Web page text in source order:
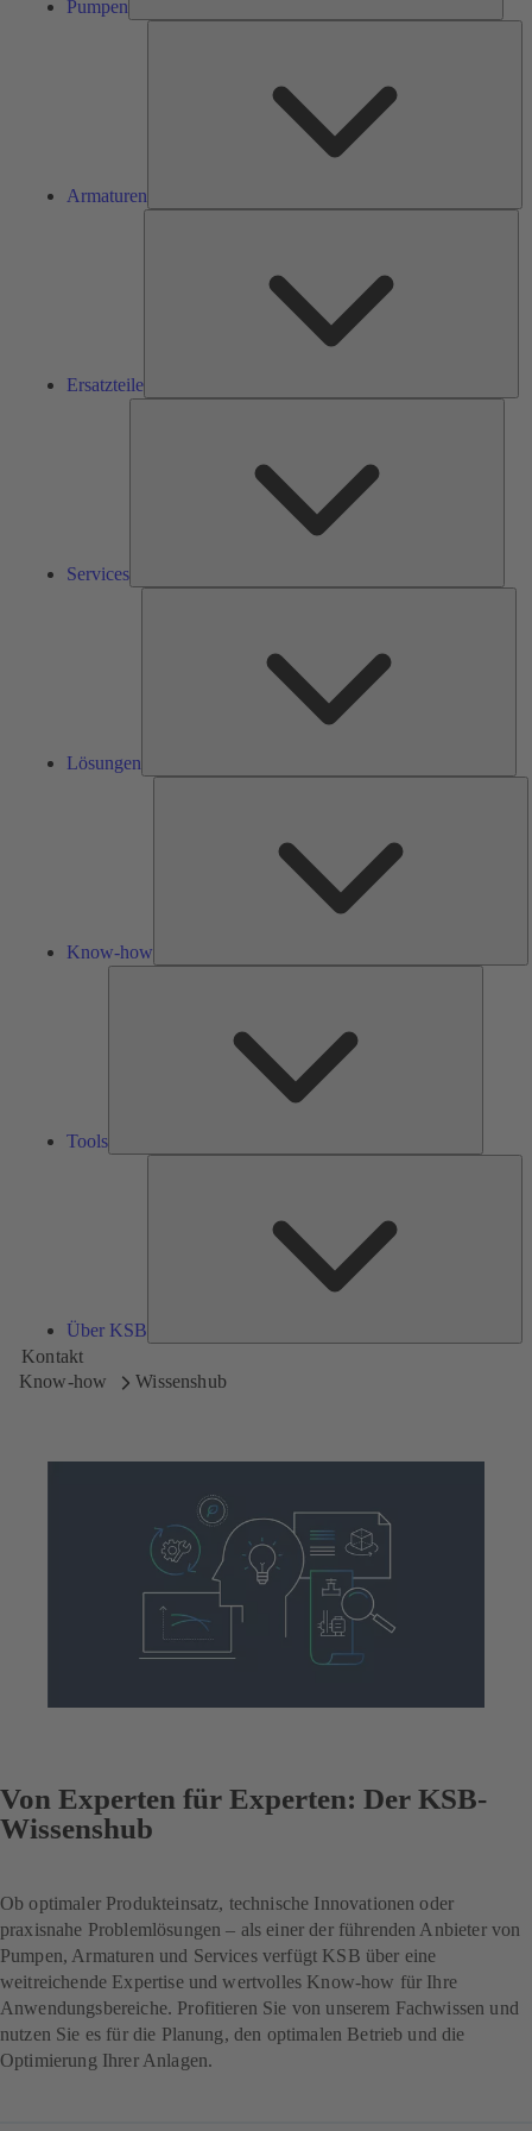
Pumpen
Armaturen
Ersatzteile
Services
Lösungen
Know-how
Tools
Über KSB
Kontakt
Know-how
Wissenshub
Von Experten für Experten: Der KSB-
Wissenshub
Ob optimaler Produkteinsatz, technische Innovationen oder
praxisnahe Problemlösungen – als einer der führenden Anbieter von
Pumpen, Armaturen und Services verfügt KSB über eine
weitreichende Expertise und wertvolles Know-how für Ihre
Anwendungsbereiche. Profitieren Sie von unserem Fachwissen und
nutzen Sie es für die Planung, den optimalen Betrieb und die
Optimierung Ihrer Anlagen.